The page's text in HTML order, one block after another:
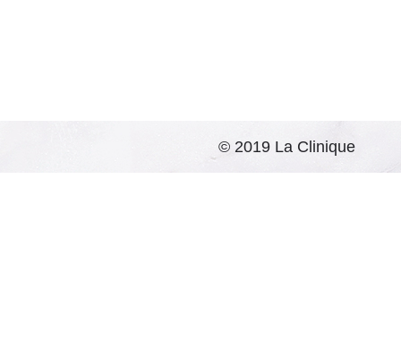
© 2019 La Clinique